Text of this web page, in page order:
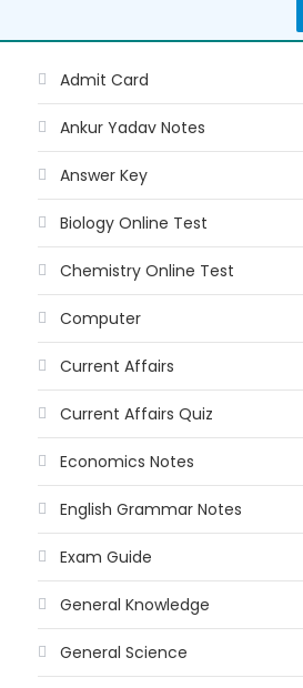
Admit Card
Ankur Yadav Notes
Answer Key
Biology Online Test
Chemistry Online Test
Computer
Current Affairs
Current Affairs Quiz
Economics Notes
English Grammar Notes
Exam Guide
General Knowledge
General Science